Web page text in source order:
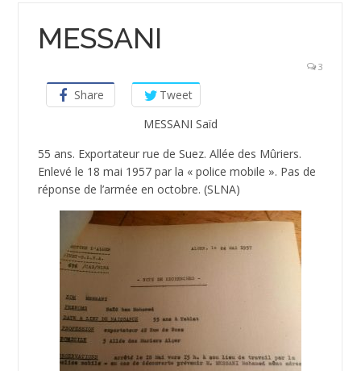
MESSANI
3
Share
Tweet
MESSANI Saïd
55 ans. Exportateur rue de Suez. Allée des Mûriers.
Enlevé le 18 mai 1957 par la « police mobile ». Pas de
réponse de l’armée en octobre. (SLNA)